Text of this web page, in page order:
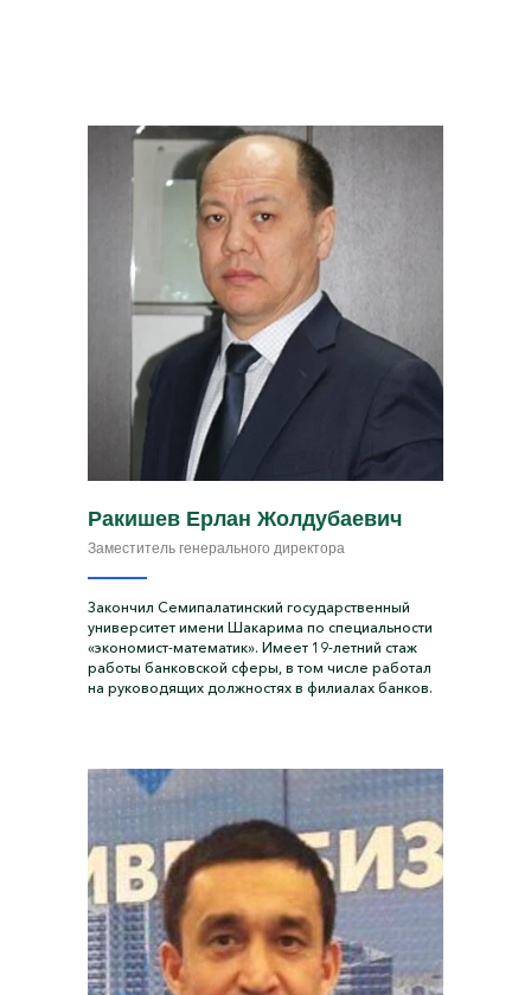
Ракишев Ерлан Жолдубаевич
Заместитель генерального директора
Закончил Семипалатинский государственный
университет имени Шакарима по специальности
«экономист-математик». Имеет 19-летний стаж
работы банковской сферы, в том числе работал
на руководящих должностях в филиалах банков.